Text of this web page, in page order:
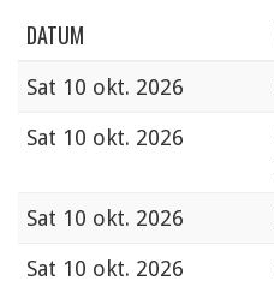
DATUM
Sat 10 okt. 2026
Sat 10 okt. 2026
Sat 10 okt. 2026
Sat 10 okt. 2026